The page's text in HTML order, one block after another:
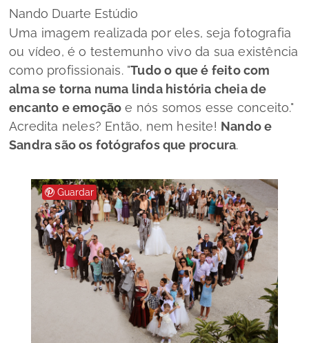
Nando Duarte Estúdio
Uma imagem realizada por eles, seja fotografia
ou vídeo, é o testemunho vivo da sua existência
como profissionais. "Tudo o que é feito com
alma se torna numa linda história cheia de
encanto e emoção e nós somos esse conceito."
Acredita neles? Então, nem hesite! Nando e
Sandra são os fotógrafos que procura.
Guardar